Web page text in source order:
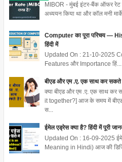
MIBOR - मुंबई इंटर-बैंक ऑफर रेट
अध्ययन किया था और कॉल मनी
Computer का पूरा परिचय —
हिंदी में
Updated On : 21-10-2025
Features और Importance हिं...
बीएड और एम .ए. एक साथ कर सकते
क्या बीएड और एम .ए. एक साथ
it together?] आज के समय में
स...
ईमेल एड्रेस क्या है? हिंदी में पूरी
Updated On : 16-09-2025
Meaning in Hindi) आज की